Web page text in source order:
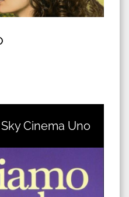
Sky Cinema Uno